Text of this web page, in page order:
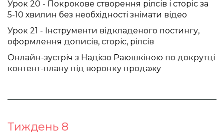
Урок 20 - Покрокове створення рілсів і сторіс за
5-10 хвилин без необхідності знімати відео
Урок 21 - Інструменти відкладеного постингу,
оформлення дописів, сторіс, рілсів
Онлайн-зустріч з Надією Раюшкіною по докрутці
контент-плану під воронку продажу
Тиждень 8